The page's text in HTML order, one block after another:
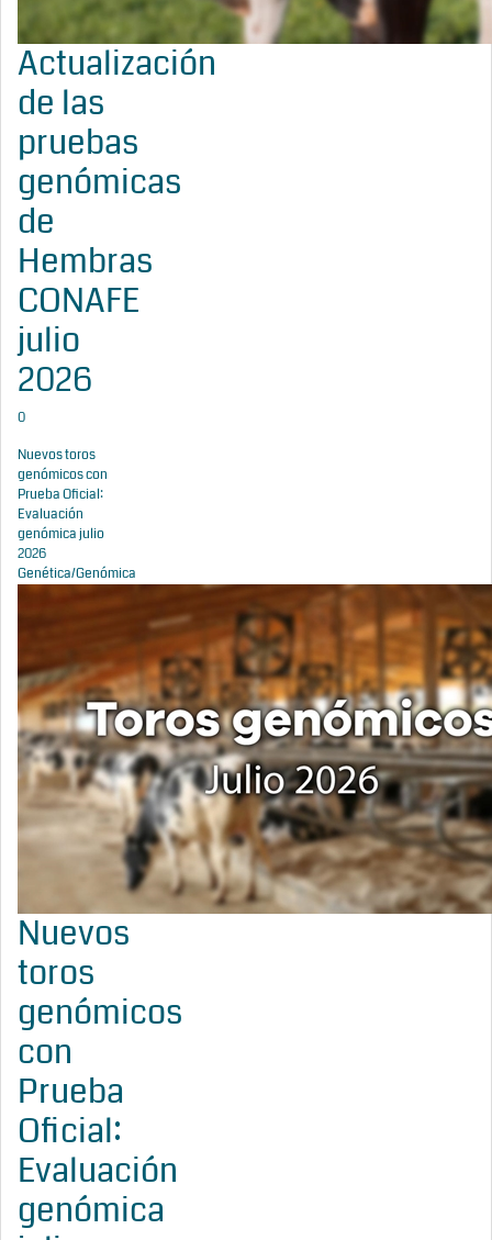
Actualización
de las
pruebas
genómicas
de
Hembras
CONAFE
julio
2026
0
Nuevos toros
genómicos con
Prueba Oficial:
Evaluación
genómica julio
2026
Genética/Genómica
Nuevos
toros
genómicos
con
Prueba
Oficial:
Evaluación
genómica